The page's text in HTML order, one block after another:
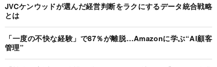
JVCケンウッドが選んだ経営判断をラクにするデータ統合戦略
とは
「一度の不快な経験」で87％が離脱…Amazonに学ぶ“AI顧客
管理”